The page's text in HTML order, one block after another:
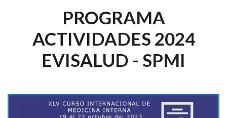
PROGRAMA
ACTIVIDADES 2024
EVISALUD - SPMI